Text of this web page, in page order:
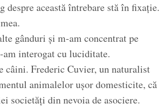
această întrebare stă în fixație.
gânduri și m-am concentrat pe
interogat cu luciditate.
câini. Frederic Cuvier, un naturalist
animalelor ușor domesticite, că
societăți din nevoia de asociere.